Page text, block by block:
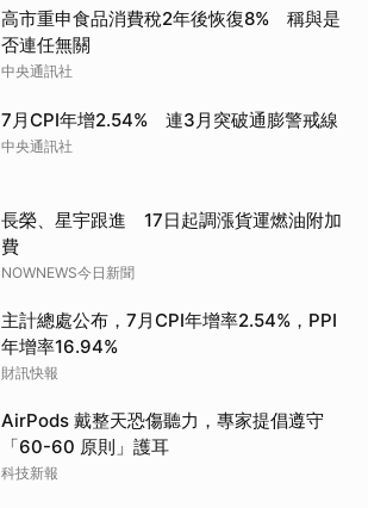
高市重申食品消費稅2年後恢復8% 稱與是
否連任無關
中央通訊社
7月CPI年增2.54% 連3月突破通膨警戒線
中央通訊社
長榮、星宇跟進 17日起調漲貨運燃油附加
費
NOWNEWS今日新聞
主計總處公布，7月CPI年增率2.54%，PPI
年增率16.94%
財訊快報
AirPods 戴整天恐傷聽力，專家提倡遵守
「60-60 原則」護耳
科技新報